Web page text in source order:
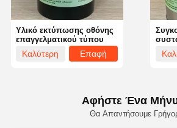
το
Υλικό εκτύπωσης οθόνης
επαγγελματικού τύπου
Καλύτερη
Επαφή
Αφήστε Ένα
Θα Απαντήσουμε